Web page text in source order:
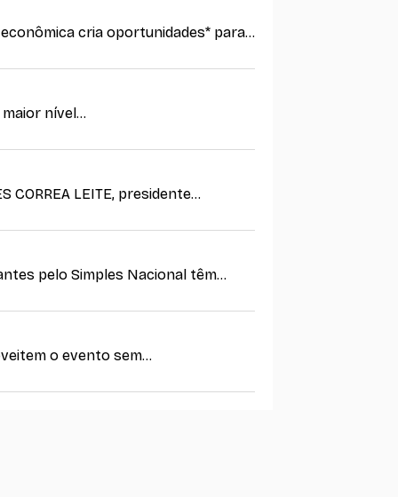
cria oportunidades* para...
nível...
CORREA LEITE, presidente...
pelo Simples Nacional têm...
o evento sem...